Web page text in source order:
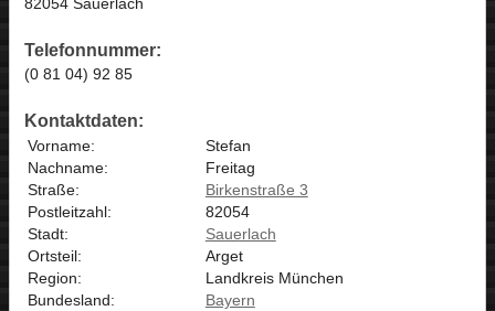
Telefonnummer:
(0 81 04) 92 85
Kontaktdaten:
Vorname:
Stefan
Nachname:
Freitag
Straße:
Birkenstraße 3
Postleitzahl:
82054
Stadt:
Sauerlach
Ortsteil:
Arget
Region:
Landkreis München
Bundesland:
Bayern